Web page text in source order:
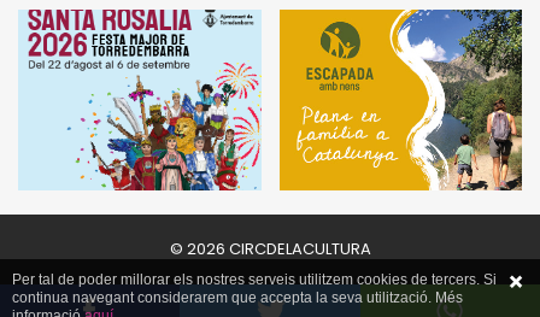
© 2026 CIRCDELACULTURA
Per tal de poder millorar els nostres serveis utilitzem cookies de tercers. Si
continua navegant considerarem que accepta la seva utilització. Més